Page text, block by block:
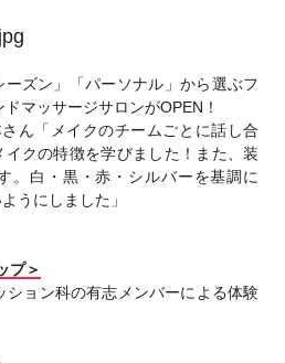
ーズン」「パーソナル」から選ぶフ
マッサージサロンがOPEN！
ん「メイクのチームごとに話し合
クの特徴を学びました！また、装
。白・黒・赤・シルバーを基調に
うにしました」
プ＞
ション科の有志メンバーによる体験